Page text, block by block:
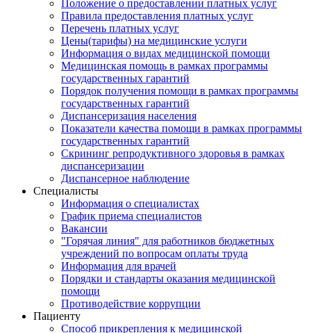
Положение о предоставлении платных услуг
Правила предоставления платных услуг
Перечень платных услуг
Цены(тарифы) на медицинские услуги
Информация о видах медицинской помощи
Медицинская помощь в рамках программы
государственных гарантий
Порядок получения помощи в рамках программы
государственных гарантий
Диспансеризация населения
Показатели качества помощи в рамках программы
государственных гарантий
Скрининг репродуктивного здоровья в рамках
диспансеризации
Диспансерное наблюдение
Специалисты
Информация о специалистах
График приема специалистов
Вакансии
"Горячая линия" для работников бюджетных
учреждений по вопросам оплаты труда
Информация для врачей
Порядки и стандарты оказания медицинской
помощи
Противодействие коррупции
Пациенту
Способ прикрепления к медицинской